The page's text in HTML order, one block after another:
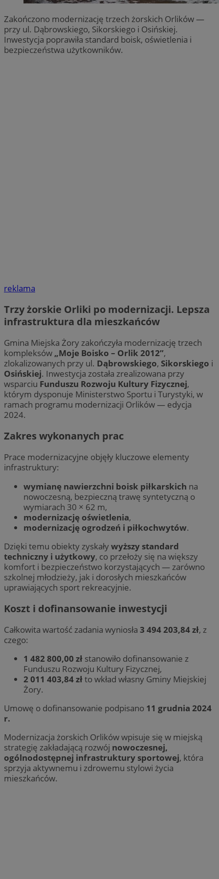
Zakończono modernizację trzech żorskich Orlików —
przy ul. Dąbrowskiego, Sikorskiego i Osińskiej.
Inwestycja poprawiła standard boisk, oświetlenia i
bezpieczeństwa użytkowników.
reklama
Trzy żorskie Orliki po modernizacji. Lepsza
infrastruktura dla mieszkańców
Gmina Miejska Żory zakończyła modernizację trzech
kompleksów „Moje Boisko – Orlik 2012”,
zlokalizowanych przy ul. Dąbrowskiego, Sikorskiego i
Osińskiej. Inwestycja została zrealizowana przy
wsparciu Funduszu Rozwoju Kultury Fizycznej,
którym dysponuje Ministerstwo Sportu i Turystyki, w
ramach programu modernizacji Orlików — edycja
2024.
Zakres wykonanych prac
Prace modernizacyjne objęły kluczowe elementy
infrastruktury:
wymianę nawierzchni boisk piłkarskich na
nowoczesną, bezpieczną trawę syntetyczną o
wymiarach 30 × 62 m,
modernizację oświetlenia,
modernizację ogrodzeń i piłkochwytów.
Dzięki temu obiekty zyskaływyższy standard
techniczny i użytkowy, co przełoży się na większy
komfort i bezpieczeństwo korzystających — zarówno
szkolnej młodzieży, jak i dorosłych mieszkańców
uprawiających sport rekreacyjnie.
Koszt i dofinansowanie inwestycji
Całkowita wartość zadania wyniosła 3 494 203,84 zł, z
czego:
1 482 800,00 zł stanowiło dofinansowanie z
Funduszu Rozwoju Kultury Fizycznej,
2 011 403,84 złto wkład własny Gminy Miejskiej
Żory.
Umowę o dofinansowanie podpisano 11 grudnia 2024
r.
Modernizacja żorskich Orlików wpisuje się w miejską
strategię zakładającą rozwój nowoczesnej,
ogólnodostępnej infrastruktury sportowej, która
sprzyja aktywnemu i zdrowemu stylowi życia
mieszkańców.